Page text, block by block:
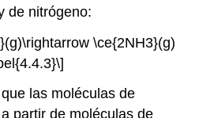
de nitrógeno:
\ce{2NH3}(g)
las moléculas de
partir de moléculas de